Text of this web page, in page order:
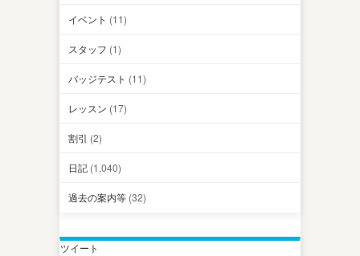
イベント (11)
スタッフ (1)
バッジテスト (11)
レッスン (17)
割引 (2)
日記 (1,040)
過去の案内等 (32)
ツイート